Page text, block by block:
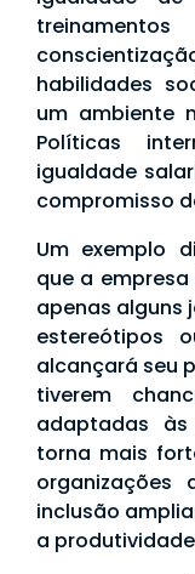
habilidades
um ambiente
Políticas
igualdade
compromisso
Um exemplo
que a
apenas alguns
estereótipos
alcançará seu
tiverem
adaptadas
torna mais
organizações
inclusão
a